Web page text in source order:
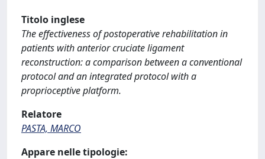
Titolo inglese
The effectiveness of postoperative rehabilitation in
patients with anterior cruciate ligament
reconstruction: a comparison between a conventional
protocol and an integrated protocol with a
proprioceptive platform.
Relatore
PASTA, MARCO
Appare nelle tipologie: